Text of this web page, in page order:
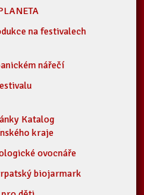
na festivalech
nářečí
Katalog
kraje
ovocnáře
biojarmark